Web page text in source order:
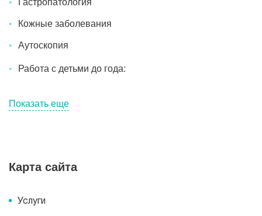
Кожные заболевания
Аутоскопия
Работа с детьми до года:
Показать еще
Карта сайта
Услуги